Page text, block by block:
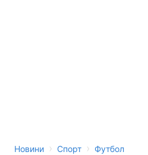
Новини › Спорт › Футбол